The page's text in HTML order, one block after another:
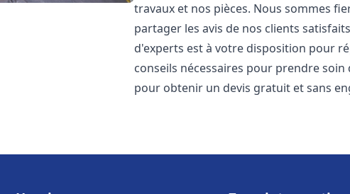
travaux et nos pièces. Nous sommes
partager les avis de nos clients
d'experts est à votre disposition pour
conseils nécessaires pour prendre
pour obtenir un devis gratuit et sans